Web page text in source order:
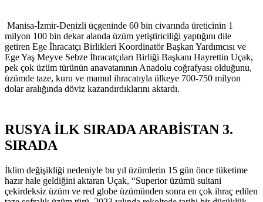
Manisa-İzmir-Denizli üçgeninde 60 bin civarında üreticinin 1
milyon 100 bin dekar alanda üzüm yetiştiriciliği yaptığını dile
getiren Ege İhracatçı Birlikleri Koordinatör Başkan Yardımcısı ve
Ege Yaş Meyve Sebze İhracatçıları Birliği Başkanı Hayrettin Uçak,
pek çok üzüm türünün anavatanının Anadolu coğrafyası olduğunu,
üzümde taze, kuru ve mamul ihracatıyla ülkeye 700-750 milyon
dolar aralığında döviz kazandırdıklarını aktardı.
RUSYA İLK SIRADA ARABİSTAN 3.
SIRADA
İklim değişikliği nedeniyle bu yıl üzümlerin 15 gün önce tüketime
hazır hale geldiğini aktaran Uçak, “Superior üzümü sultani
çekirdeksiz üzüm ve red globe üzümünden sonra en çok ihraç edilen